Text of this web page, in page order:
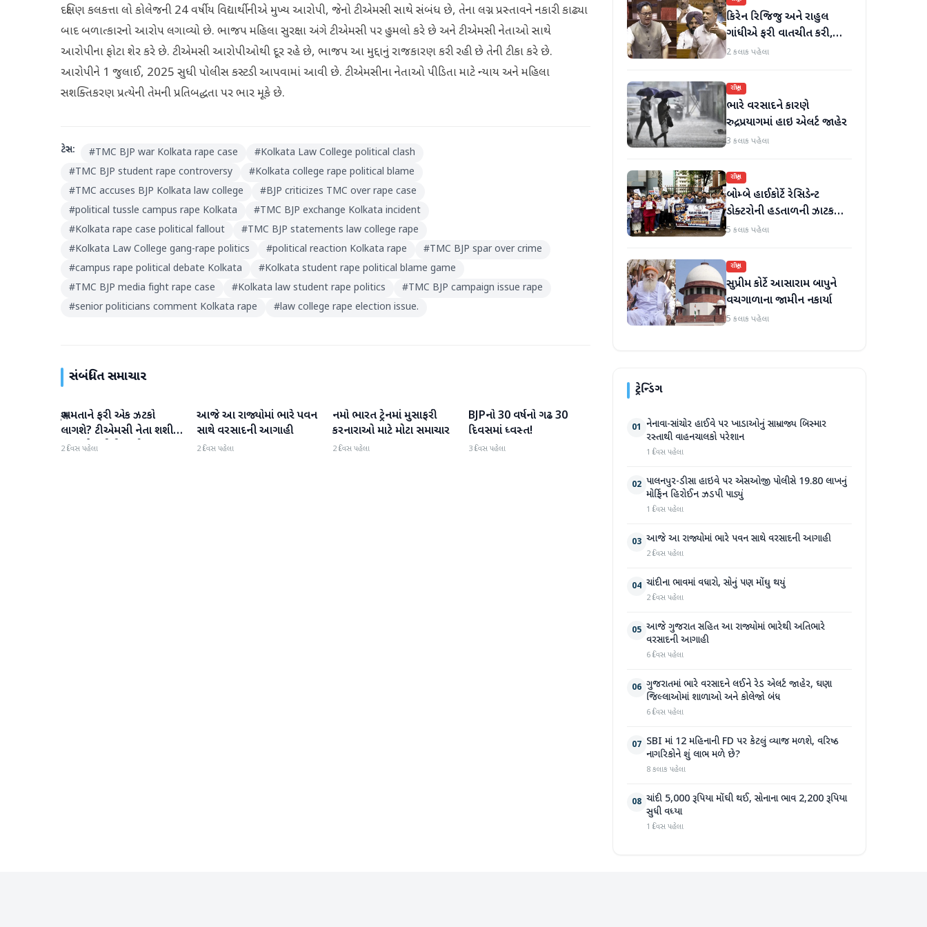
દક્ષિણ કલકત્તા લો કોલેજની 24 વર્ષીય વિદ્યાર્થીનીએ મુખ્ય આરોપી, જેનો ટીએમસી સાથે સંબંધ છે, તેના લગ્ન પ્રસ્તાવને નકારી કાઢ્યા
બાદ બળાત્કારનો આરોપ લગાવ્યો છે. ભાજપ મહિલા સુરક્ષા અંગે ટીએમસી પર હુમલો કરે છે અને ટીએમસી નેતાઓ સાથે
આરોપીના ફોટા શેર કરે છે. ટીએમસી આરોપીઓથી દૂર રહે છે, ભાજપ આ મુદ્દાનું રાજકારણ કરી રહી છે તેની ટીકા કરે છે.
આરોપીને 1 જુલાઈ, 2025 સુધી પોલીસ કસ્ટડી આપવામાં આવી છે. ટીએમસીના નેતાઓ પીડિતા માટે ન્યાય અને મહિલા
સશક્તિકરણ પ્રત્યેની તેમની પ્રતિબદ્ધતા પર ભાર મૂકે છે.
ટેગ્સ: #TMC BJP war Kolkata rape case #Kolkata Law College political clash
#TMC BJP student rape controversy #Kolkata college rape political blame
#TMC accuses BJP Kolkata law college #BJP criticizes TMC over rape case
#political tussle campus rape Kolkata #TMC BJP exchange Kolkata incident
#Kolkata rape case political fallout #TMC BJP statements law college rape
#Kolkata Law College gang-rape politics #political reaction Kolkata rape #TMC BJP spar over crime
#campus rape political debate Kolkata #Kolkata student rape political blame game
#TMC BJP media fight rape case #Kolkata law student rape politics #TMC BJP campaign issue rape
#senior politicians comment Kolkata rape #law college rape election issue.
સંબંધિત સમાચાર
રાષ્ટ્રીય
શું મમતાને ફરી એક ઝટકો
લાગશે? ટીએમસી નેતા શશી
પંજા એનસીપીઆઈ સાંસદ
2 દિવસ પહેલા
રાષ્ટ્રીય
આજે આ રાજ્યોમાં ભારે પવન
સાથે વરસાદની આગાહી
2 દિવસ પહેલા
રાષ્ટ્રીય
નમો ભારત ટ્રેનમાં મુસાફરી
કરનારાઓ માટે મોટા સમાચાર
2 દિવસ પહેલા
રાષ્ટ્રીય
BJPનો 30 વર્ષનો ગઢ 30
દિવસમાં ધ્વસ્ત!
3 દિવસ પહેલા
કિરેન રિજિજુ અને રાહુલ
ગાંધીએ ફરી વાતચીત કરી,
મહિલા અનામત અને સીમાંકન
2 કલાક પહેલા
રાષ્ટ્રીય
ભારે વરસાદને કારણે
રુદ્રપ્રયાગમાં હાઇ એલર્ટ જાહેર
3 કલાક પહેલા
રાષ્ટ્રીય
બોમ્બે હાઈકોર્ટે રેસિડેન્ટ
ડોક્ટરોની હડતાળની ઝાટકણી
કાઢી, 'જો કામ ન હોય તો પગાર
5 કલાક પહેલા
રાષ્ટ્રીય
સુપ્રીમ કોર્ટે આસારામ બાપુને
વચગાળાના જામીન નકાર્યા
5 કલાક પહેલા
ટ્રેન્ડિંગ
01 નેનાવા-સાંચોર હાઈવે પર ખાડાઓનું સામ્રાજ્ય બિસ્માર
રસ્તાથી વાહનચાલકો પરેશાન
1 દિવસ પહેલા
02 પાલનપુર-ડીસા હાઇવે પર એસઓજી પોલીસે 19.80 લાખનું
મોર્ફિન હિરોઈન ઝડપી પાડ્યું
1 દિવસ પહેલા
03 આજે આ રાજ્યોમાં ભારે પવન સાથે વરસાદની આગાહી
2 દિવસ પહેલા
04 ચાંદીના ભાવમાં વધારો, સોનું પણ મોંઘુ થયું
2 દિવસ પહેલા
05 આજે ગુજરાત સહિત આ રાજ્યોમાં ભારેથી અતિભારે
વરસાદની આગાહી
6 દિવસ પહેલા
06 ગુજરાતમાં ભારે વરસાદને લઈને રેડ એલર્ટ જાહેર, ઘણા
જિલ્લાઓમાં શાળાઓ અને કોલેજો બંધ
6 દિવસ પહેલા
07 SBI માં 12 મહિનાની FD પર કેટલું વ્યાજ મળશે, વરિષ્ઠ
નાગરિકોને શું લાભ મળે છે?
8 કલાક પહેલા
08 ચાંદી 5,000 રૂપિયા મોંઘી થઈ, સોનાના ભાવ 2,200 રૂપિયા
સુધી વધ્યા
1 દિવસ પહેલા